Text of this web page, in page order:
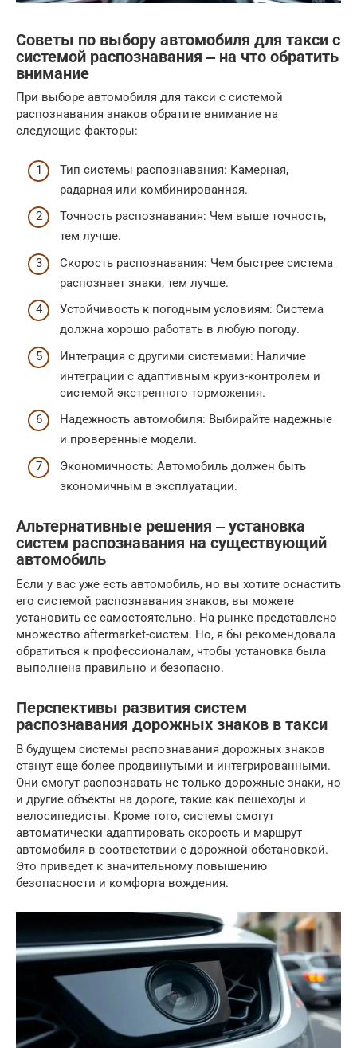
Советы по выбору автомобиля для такси с
системой распознавания ‒ на что обратить
внимание
При выборе автомобиля для такси с системой
распознавания знаков обратите внимание на
следующие факторы:
Тип системы распознавания: Камерная,
радарная или комбинированная.
Точность распознавания: Чем выше точность,
тем лучше.
Скорость распознавания: Чем быстрее система
распознает знаки, тем лучше.
Устойчивость к погодным условиям: Система
должна хорошо работать в любую погоду.
Интеграция с другими системами: Наличие
интеграции с адаптивным круиз-контролем и
системой экстренного торможения.
Надежность автомобиля: Выбирайте надежные
и проверенные модели.
Экономичность: Автомобиль должен быть
экономичным в эксплуатации.
Альтернативные решения ‒ установка
систем распознавания на существующий
автомобиль
Если у вас уже есть автомобиль, но вы хотите оснастить
его системой распознавания знаков, вы можете
установить ее самостоятельно. На рынке представлено
множество aftermarket-систем. Но, я бы рекомендовала
обратиться к профессионалам, чтобы установка была
выполнена правильно и безопасно.
Перспективы развития систем
распознавания дорожных знаков в такси
В будущем системы распознавания дорожных знаков
станут еще более продвинутыми и интегрированными.
Они смогут распознавать не только дорожные знаки, но
и другие объекты на дороге, такие как пешеходы и
велосипедисты. Кроме того, системы смогут
автоматически адаптировать скорость и маршрут
автомобиля в соответствии с дорожной обстановкой.
Это приведет к значительному повышению
безопасности и комфорта вождения.